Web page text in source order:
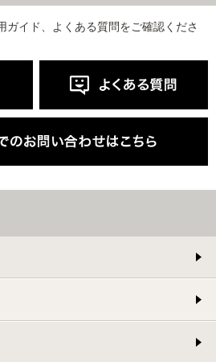
ガイド、よくある質問をご確認くださ